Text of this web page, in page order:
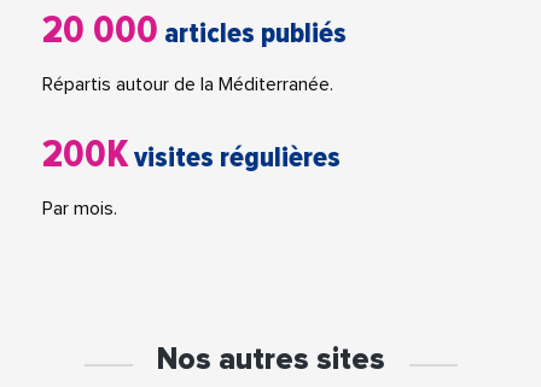
20 000 articles publiés
Répartis autour de la Méditerranée.
200Kvisites régulières
Par mois.
Nos autres sites